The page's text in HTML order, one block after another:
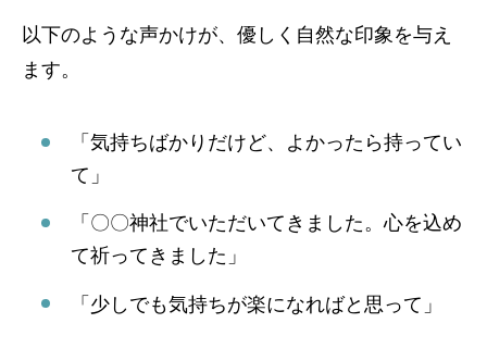
以下のような声かけが、優しく自然な印象を与え
ます。
「気持ちばかりだけど、よかったら持ってい
て」
「〇〇神社でいただいてきました。心を込め
て祈ってきました」
「少しでも気持ちが楽になればと思って」